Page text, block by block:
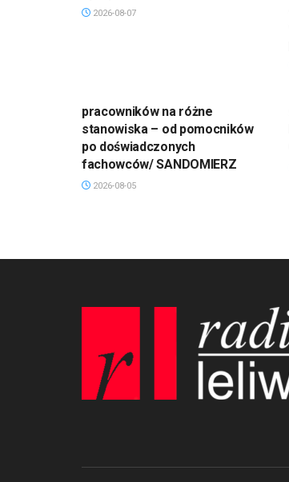
2026-08-07
pracowników na różne
stanowiska – od pomocników
po doświadczonych
fachowców/ SANDOMIERZ
2026-08-05